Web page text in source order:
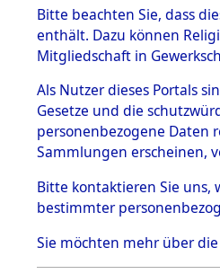
BESTÄNDE
1.
mente
5. Verschiedenes
5.3
Todesmärsche
5.3.1 Alliierte
Erhebungen
zu
Todesmärsch
en
5.3.2
Bitte beachten Sie, dass
enthält. Dazu können
Mitgliedschaft in
Als Nutzer dieses Portals
Gesetze und die
personenbezogene Daten
Sammlungen erscheinen,
Bitte kontaktieren Sie uns,
bestimmter
Sie möchten mehr über